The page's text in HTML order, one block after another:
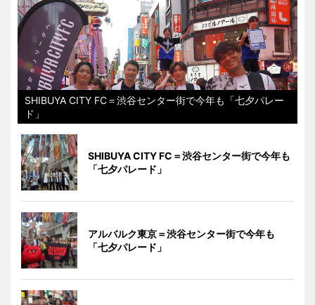
SHIBUYA CITY FC＝渋谷センター街で今年も「七夕パレー
ド」
SHIBUYA CITY FC＝渋谷センター街で今年も
「七夕パレード」
アルバルク東京＝渋谷センター街で今年も
「七夕パレード」